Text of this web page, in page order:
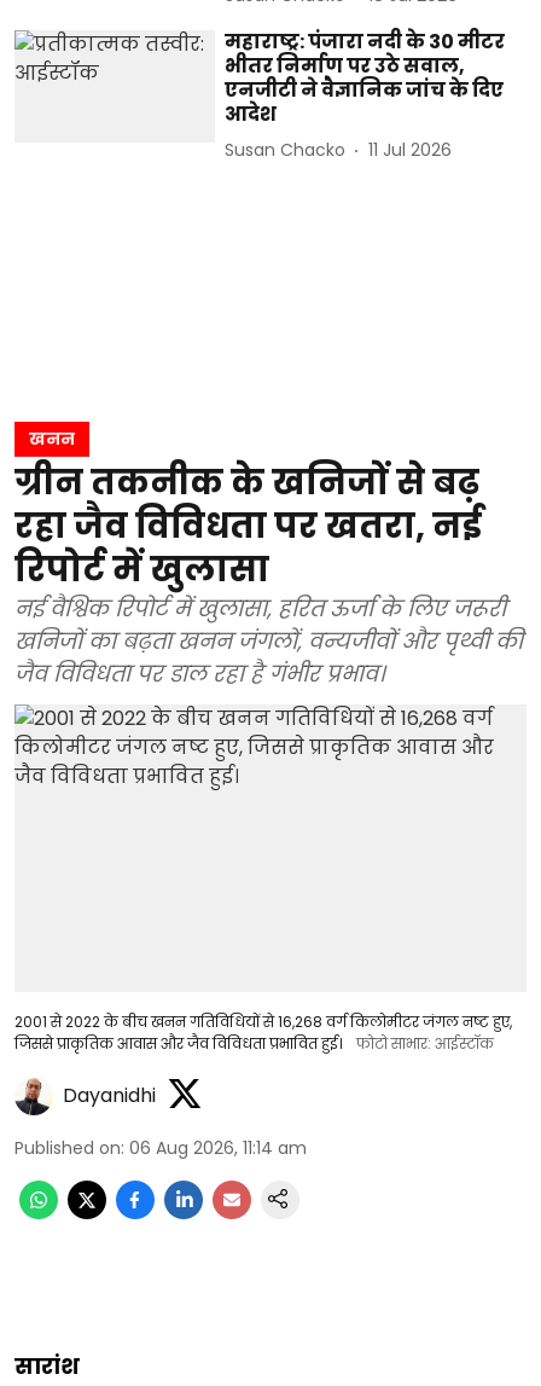
महाराष्ट्र: पंजारा नदी के 30 मीटर
भीतर निर्माण पर उठे सवाल,
एनजीटी ने वैज्ञानिक जांच के दिए
आदेश
Susan Chacko 11 Jul 2026
खनन
ग्रीन तकनीक के खनिजों से बढ़
रहा जैव विविधता पर खतरा, नई
रिपोर्ट में खुलासा
नई वैश्विक रिपोर्ट में खुलासा, हरित ऊर्जा के लिए जरूरी
खनिजों का बढ़ता खनन जंगलों, वन्यजीवों और पृथ्वी की
जैव विविधता पर डाल रहा है गंभीर प्रभाव।
2001 से 2022 के बीच खनन गतिविधियों से 16,268 वर्ग किलोमीटर जंगल नष्ट हुए,
जिससे प्राकृतिक आवास और जैव विविधता प्रभावित हुई।
फोटो साभार: आईस्टॉक
Dayanidhi
Published on: 06 Aug 2026, 11:14 am
सारांश